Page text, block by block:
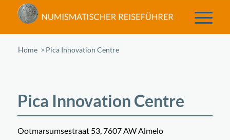
Home /Pica Innovation Centre
Pica Innovation Centre
Ootmarsumsestraat 53, 7607 AW Almelo